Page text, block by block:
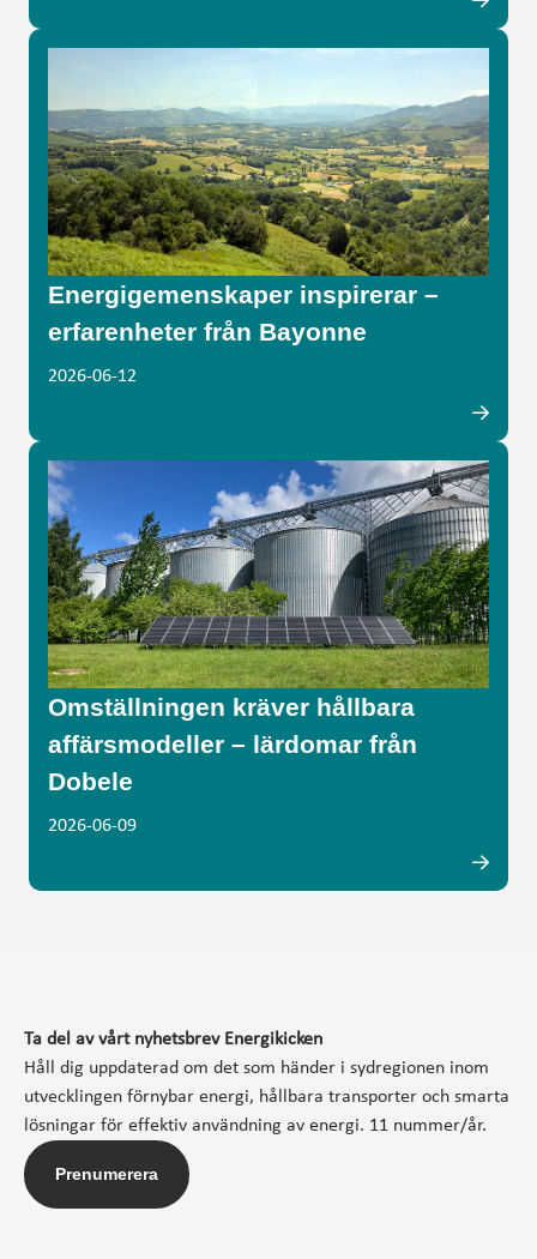
Energigemenskaper inspirerar –
erfarenheter från Bayonne
2026-06-12
Omställningen kräver hållbara
affärsmodeller – lärdomar från
Dobele
2026-06-09
Ta del av vårt nyhetsbrev Energikicken
Håll dig uppdaterad om det som händer i sydregionen inom
utvecklingen förnybar energi, hållbara transporter och smarta
lösningar för effektiv användning av energi. 11 nummer/år.
Prenumerera